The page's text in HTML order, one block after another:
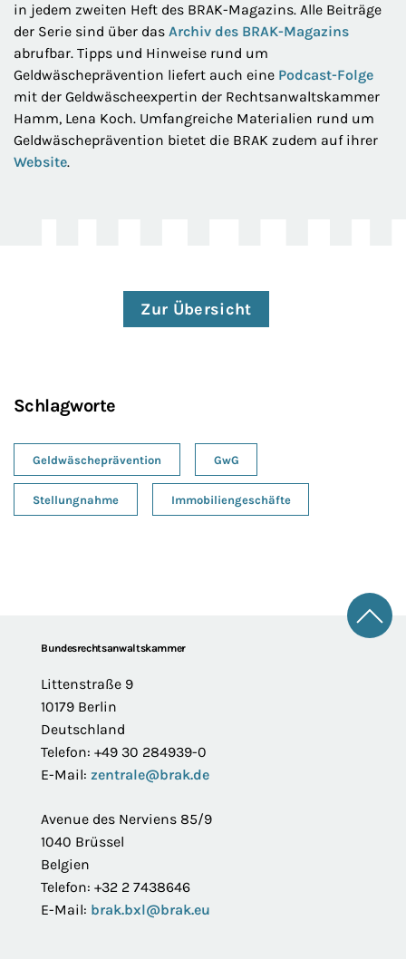
in jedem zweiten Heft des BRAK-Magazins. Alle Beiträge
der Serie sind über das Archiv des BRAK-Magazins
abrufbar. Tipps und Hinweise rund um
Geldwäscheprävention liefert auch eine Podcast-Folge
mit der Geldwäscheexpertin der Rechtsanwaltskammer
Hamm, Lena Koch. Umfangreiche Materialien rund um
Geldwäscheprävention bietet die BRAK zudem auf ihrer
Website.
Zur Übersicht
Schlagworte
Geldwäscheprävention GwG
Stellungnahme Immobiliengeschäfte
FooterBundesrechtsanwaltskammer
Littenstraße 9
10179 Berlin
Deutschland
Telefon: +49 30 284939-0
E-Mail: zentrale@brak.de
Avenue des Nerviens 85/9
1040 Brüssel
Belgien
Telefon: +32 2 7438646
E-Mail: brak.bxl@brak.eu